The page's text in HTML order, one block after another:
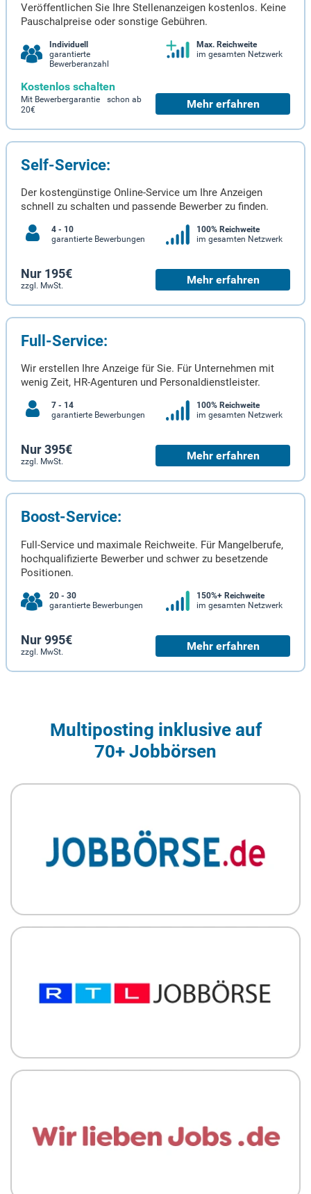
Veröffentlichen Sie Ihre Stellenanzeigen kostenlos. Keine
Pauschalpreise oder sonstige Gebühren.
Individuell
garantierte
Bewerberanzahl
Max. Reichweite
im gesamten Netzwerk
Kostenlos schalten
Mit Bewerbergarantie schon ab
20€
Mehr erfahren
Self-Service:
Der kostengünstige Online-Service um Ihre Anzeigen
schnell zu schalten und passende Bewerber zu finden.
4 - 10
garantierte Bewerbungen
100% Reichweite
im gesamten Netzwerk
Nur 195€
zzgl. MwSt. Mehr erfahren
Full-Service:
Wir erstellen Ihre Anzeige für Sie. Für Unternehmen mit
wenig Zeit, HR-Agenturen und Personaldienstleister.
7 - 14
garantierte Bewerbungen
100% Reichweite
im gesamten Netzwerk
Nur 395€
zzgl. MwSt. Mehr erfahren
Boost-Service:
Full-Service und maximale Reichweite. Für Mangelberufe,
hochqualifizierte Bewerber und schwer zu besetzende
Positionen.
20 - 30
garantierte Bewerbungen
150%+ Reichweite
im gesamten Netzwerk
Nur 995€
zzgl. MwSt. Mehr erfahren
Multiposting inklusive auf
70+ Jobbörsen